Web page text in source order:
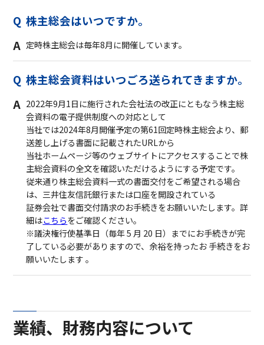
株主総会はいつですか。
定時株主総会は毎年8月に開催しています。
株主総会資料はいつごろ送られてきますか。
2022年9月1日に施行された会社法の改正にともなう株主総
会資料の電子提供制度への対応として
当社では2024年8月開催予定の第61回定時株主総会より、郵
送差し上げる書面に記載されたURLから
当社ホームページ等のウェブサイトにアクセスすることで株
主総会資料の全文を確認いただけるようにする予定です。
従来通り株主総会資料一式の書面交付をご希望される場合
は、三井住友信託銀行または口座を開設されている
証券会社で書面交付請求のお手続きをお願いいたします。詳
細はこちら をご確認ください。
※議決権行使基準日（毎年 5 月 20 日）までにお手続きが完
了している必要がありますので、余裕を持ったお 手続きをお
願いいたします 。
業績、財務内容について